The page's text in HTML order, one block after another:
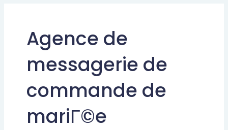
Agence de
messagerie de
commande de
mariГ©e